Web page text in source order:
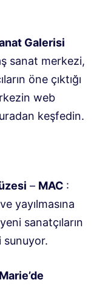
Galerisi
sanat merkezi,
öne çıktığı
web
keşfedin.
– MAC :
yayılmasına
sanatçıların
sunuyor.